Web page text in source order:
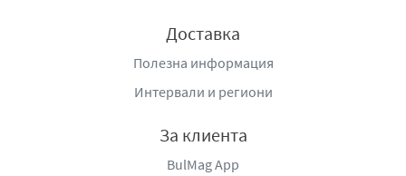
Доставка
Полезна информация
Интервали и региони
За клиента
BulMag App